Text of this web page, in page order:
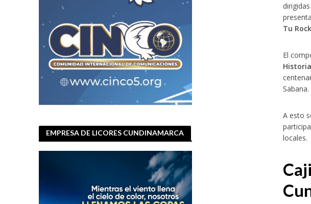
EMPRESA DE LICORES CUNDINAMARCA
Tu
El
Sabana.
A esto
locales.